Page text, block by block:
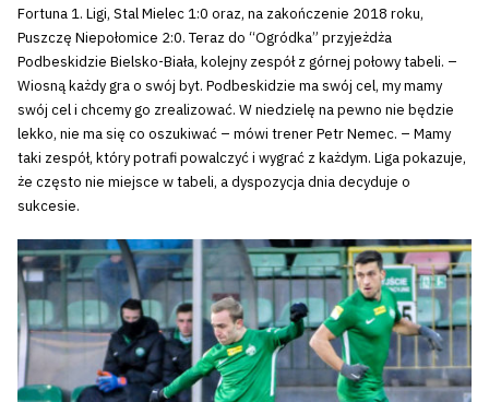
Fortuna 1. Ligi, Stal Mielec 1:0 oraz, na zakończenie 2018 roku,
Puszczę Niepołomice 2:0. Teraz do “Ogródka” przyjeżdża
Podbeskidzie Bielsko-Biała, kolejny zespół z górnej połowy tabeli. –
Wiosną każdy gra o swój byt. Podbeskidzie ma swój cel, my mamy
swój cel i chcemy go zrealizować. W niedzielę na pewno nie będzie
lekko, nie ma się co oszukiwać – mówi trener Petr Nemec. – Mamy
taki zespół, który potrafi powalczyć i wygrać z każdym. Liga pokazuje,
że często nie miejsce w tabeli, a dyspozycja dnia decyduje o
sukcesie.